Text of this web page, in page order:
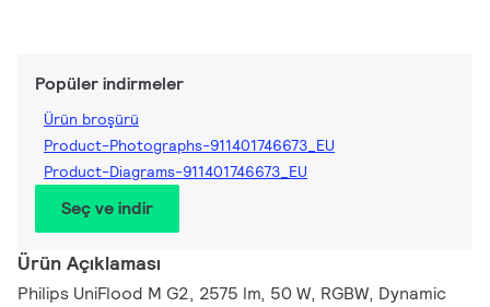
Popüler indirmeler
Ürün broşürü
Product-Photographs-911401746673_EU
Product-Diagrams-911401746673_EU
Seç ve indir
Ürün Açıklaması
Philips UniFlood M G2, 2575 lm, 50 W, RGBW, Dynamic